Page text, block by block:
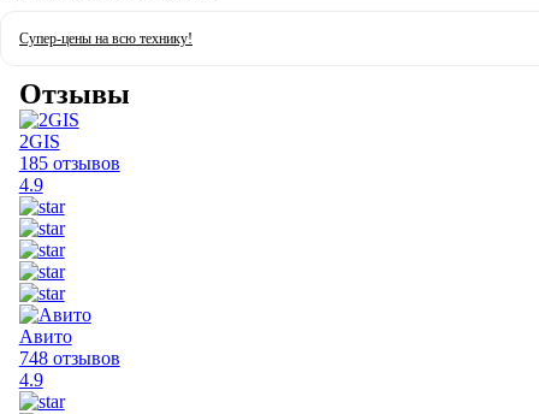
Супер-цены на всю технику!
Отзывы
2GIS
185 отзывов
4.9
Авито
748 отзывов
4.9